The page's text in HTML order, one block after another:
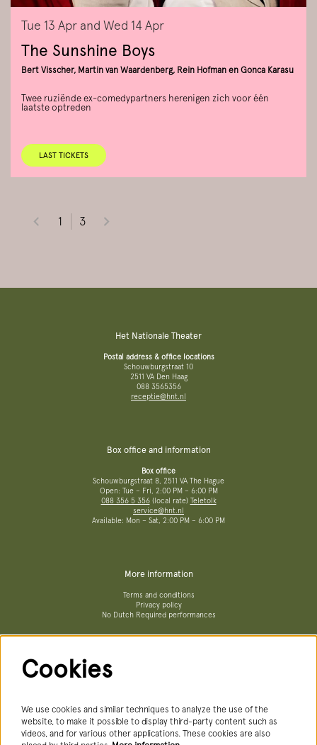
The Sunshine Boys
Bert Visscher, Martin van Waardenberg, Rein Hofman en Gonca Karasu
Twee ruziënde ex-comedypartners herenigen zich voor één
laatste optreden
Tue 13 Apr and Wed 14 Apr
LAST TICKETS
1 3
Het Nationale Theater
Postal address & office locations
Schouwburgstraat 10
2511 VA Den Haag
088 3565356
receptie@hnt.nl
Box office and information
Box office
Schouwburgstraat 8, 2511 VA The Hague
Open: Tue – Fri, 2:00 PM – 6:00 PM
088 356 5 356(local rate) Teletolk
service@hnt.nl
Available: Mon – Sat, 2:00 PM – 6:00 PM
More information
Terms and conditions
Privacy policy
No Dutch Required performances
Newsletter
Cookies
We use cookies and similar techniques to analyze the use of the
website, to make it possible to display third-party content such as
videos, and for various other applications. These cookies are also